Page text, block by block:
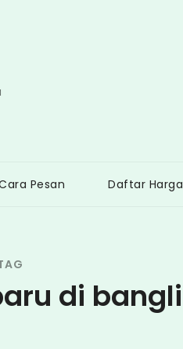
Pesan Daftar Harga
di bangli